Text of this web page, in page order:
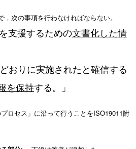
次の事項を行わなければならない。
支援するための文書化した情
おりに実施されたと確信する
を保持する。」
ロセス」に沿って行うことをISO19011附